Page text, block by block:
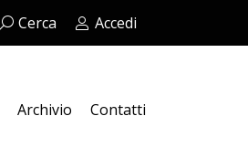
Cerca:Cerca Accedi
Archivio Contatti